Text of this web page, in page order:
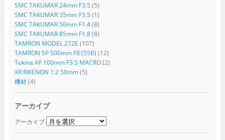
SMC TAKUMAR 24mm F3.5(5)
SMC TAKUMAR 35mm F3.5(1)
SMC TAKUMAR 50mm F1.4(8)
SMC TAKUMAR 85mm F1.8(8)
TAMRON MODEL 272E (107)
TAMRON SP 500mm F8 (55B) (12)
Tokina AF 100mm F3.5 MACRO(2)
XR RIKENON 1:2 50mm(5)
機材(4)
アーカイブ
アーカイブ